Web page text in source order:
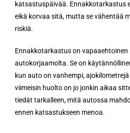
katsastuspäivää. Ennakkotarkastus
eikä korvaa sitä, mutta se vähentää
riskiä.
Ennakkotarkastus on vapaaehtoinen
autokorjaamolta. Se on
kun auto on vanhempi,
viimeisin huolto on jo jonkin aikaa
tiedät tarkalleen, mitä autossa
ennen katsastukseen menoa.